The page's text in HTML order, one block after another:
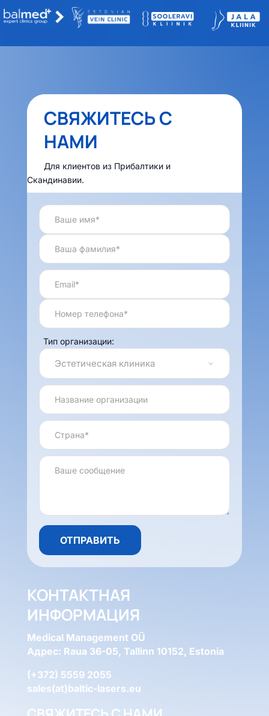
СВЯЖИТЕСЬ С
НАМИ
Для клиентов из Прибалтики и
Скандинавии.
Тип организации:
КОНТАКТНАЯ
ИНФОРМАЦИЯ
Medical Management OÜ
Адрес: Raua 36-05, Tallinn 10152, Estonia
(+372) 5559 2055
sales(at)baltic-lasers.eu